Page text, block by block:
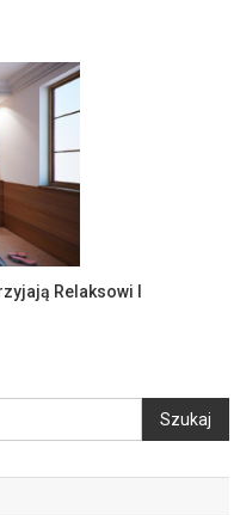
Relaksowi I
Szukaj